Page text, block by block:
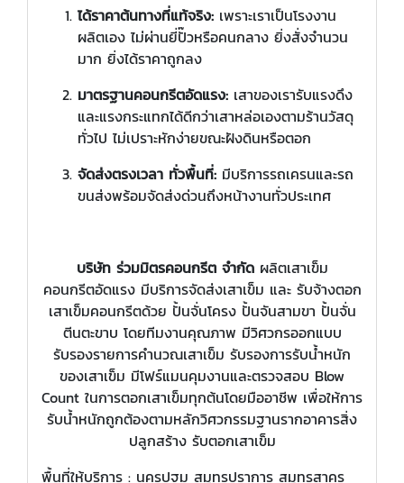
ได้ราคาต้นทางที่แท้จริง: เพราะเราเป็นโรงงาน
ผลิตเอง ไม่ผ่านยี่ปั๊วหรือคนกลาง ยิ่งสั่งจำนวน
มาก ยิ่งได้ราคาถูกลง
มาตรฐานคอนกรีตอัดแรง: เสาของเรารับแรงดึง
และแรงกระแทกได้ดีกว่าเสาหล่อเองตามร้านวัสดุ
ทั่วไป ไม่เปราะหักง่ายขณะฝังดินหรือตอก
จัดส่งตรงเวลา ทั่วพื้นที่: มีบริการรถเครนและรถ
ขนส่งพร้อมจัดส่งด่วนถึงหน้างานทั่วประเทศ
บริษัท ร่วมมิตรคอนกรีต จำกัดผลิตเสาเข็ม
คอนกรีตอัดแรง มีบริการจัดส่งเสาเข็ม และ รับจ้างตอก
เสาเข็มคอนกรีตด้วย ปั้นจั่นโครง ปั้นจันสามขา ปั้นจั่น
ตีนตะขาบ โดยทีมงานคุณภาพ มีวิศวกรออกแบบ
รับรองรายการคำนวณเสาเข็ม รับรองการรับน้ำหนัก
ของเสาเข็ม มีโฟร์แมนคุมงานและตรวจสอบ Blow
Count ในการตอกเสาเข็มทุกต้นโดยมืออาชีพ เพื่อให้การ
รับน้ำหนักถูกต้องตามหลักวิศวกรรมฐานรากอาคารสิ่ง
ปลูกสร้าง รับตอกเสาเข็ม
พื้นที่ให้บริการ : นครปฐม สมุทรปราการ สมุทรสาคร